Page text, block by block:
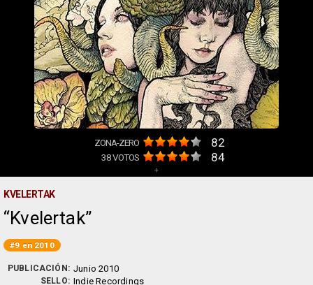
ZONA-ZERO 82
38VOTOS 84
+
KVELERTAK
Kvelertak
#9 en 2010
PUBLICACIÓN: Junio 2010
SELLO: Indie Recordings